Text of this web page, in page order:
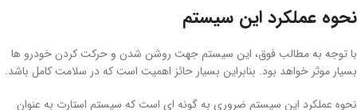
نحوه عملکرد این سیستم
با توجه به مطالب فوق، این سیستم جهت روشن شدن و حرکت کردن خودرو ها
بسیار موثر خواهد بود. بنابراین بسیار حائز اهمیت است که در سلامت کامل باشد.
نحوه عملکرد این سیستم ضروری به گونه ای است که سیستم استارت به عنوان